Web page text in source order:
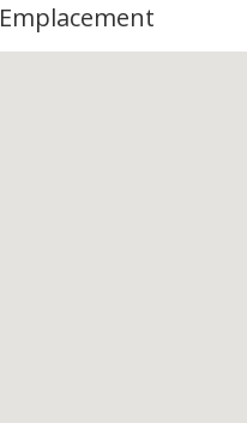
Emplacement